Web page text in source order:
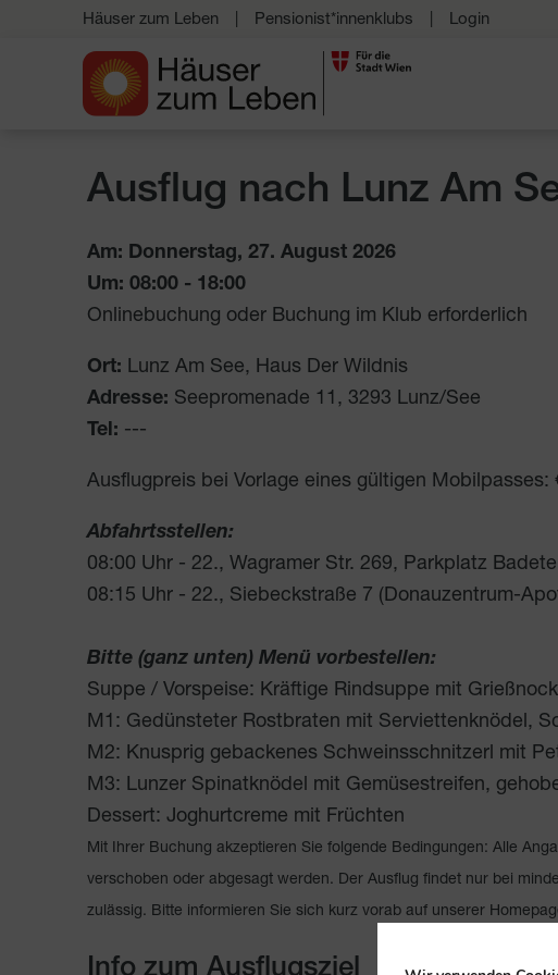
Häuser zum Leben Pensionist*innenklubs Login
Ausflug nach Lunz Am
Am: Donnerstag, 27. August 2026
Um: 08:00 - 18:00
Onlinebuchung oder Buchung im Klub erforderlich
Ort: Lunz Am See, Haus Der Wildnis
Adresse: Seepromenade 11 , 3293 Lunz/See
Tel: ---
Ausflugpreis bei Vorlage eines gültigen
Abfahrtsstellen:
08:00 Uhr - 22., Wagramer Str. 269, Parkplatz
08:15 Uhr - 22., Siebeckstraße 7 (Donauzentrum-
Bitte (ganz unten) Menü vorbestellen:
Suppe / Vorspeise: Kräftige Rindsuppe mit
M1: Gedünsteter Rostbraten mit Serviettenknödel,
M2: Knusprig gebackenes Schweinsschnitzerl mit
M3: Lunzer Spinatknödel mit Gemüsestreifen,
Dessert: Joghurtcreme mit Früchten
Mit Ihrer Buchung akzeptieren Sie folgende Bedingungen: Alle
verschoben oder abgesagt werden. Der Ausflug findet nur bei
zulässig. Bitte informieren Sie sich kurz vorab auf unserer
Info zum Ausflugsziel